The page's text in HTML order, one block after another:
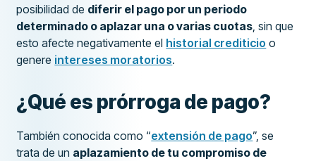
posibilidad de diferir el pago por un periodo
determinado o aplazar una o varias cuotas, sin que
esto afecte negativamente el historial crediticio o
genere intereses moratorios.
¿Qué es prórroga de pago?
También conocida como “extensión de pago”, se
trata de un aplazamiento de tu compromiso de